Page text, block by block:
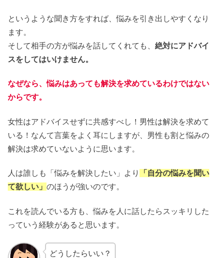
というような聞き方をすれば、悩みを引き出しやすくなり
ます。
そして相手の方が悩みを話してくれても、 絶対にアドバイ
スをしてはいけません。
なぜなら、悩みはあっても解決を求めているわけではない
からです。
女性はアドバイスせずに共感すべし！男性は解決を求めて
いる！なんて言葉をよく耳にしますが、男性も割と悩みの
解決は求めていないように思います。
人は誰しも「悩みを解決したい」より
「自分の悩みを聞い
て欲しい」 のほうが強いのです。
これを読んでいる方も、悩みを人に話したらスッキリした
っていう経験があると思います。
どうしたらいい？